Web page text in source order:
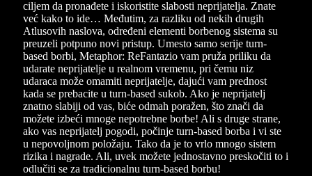
ciljem da pronađete i iskoristite slabosti neprijatelja. Znate
već kako to ide… Međutim, za razliku od nekih drugih
Atlusovih naslova, određeni elementi borbenog sistema su
preuzeli potpuno novi pristup. Umesto samo serije turn-
based borbi, Metaphor: ReFantazio vam pruža priliku da
udarate neprijatelje u realnom vremenu, pri čemu niz
udaraca može omamiti neprijatelje, dajući vam prednost
kada se prebacite u turn-based sukob. Ako je neprijatelj
znatno slabiji od vas, biće odmah poražen, što znači da
možete izbeći mnoge nepotrebne borbe! Ali s druge strane,
ako vas neprijatelj pogodi, počinje turn-based borba i vi ste
u nepovoljnom položaju. Tako da je to vrlo mnogo sistem
rizika i nagrade. Ali, uvek možete jednostavno preskočiti to i
odlučiti se za tradicionalnu turn-based borbu!